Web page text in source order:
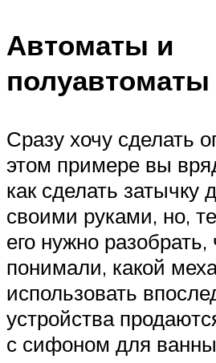
Автоматы и
полуавтоматы
Сразу хочу сделать
этом примере вы
как сделать затычку
своими руками, но,
его нужно
понимали, какой
использовать
устройства
с сифоном для